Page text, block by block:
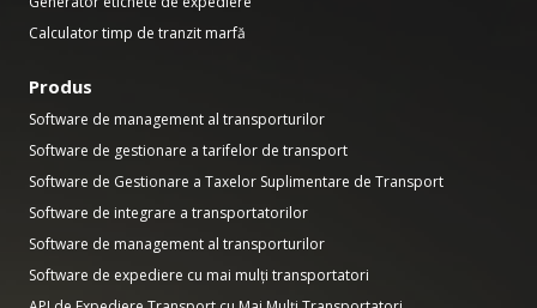
Calculator timp de tranzit marfă
Produs
Software de management al transporturilor
Software de gestionare a tarifelor de transport
Software de Gestionare a Taxelor Suplimentare de Transport
Software de integrare a transportatorilor
Software de management al transporturilor
Software de expediere cu mai mulți transportatori